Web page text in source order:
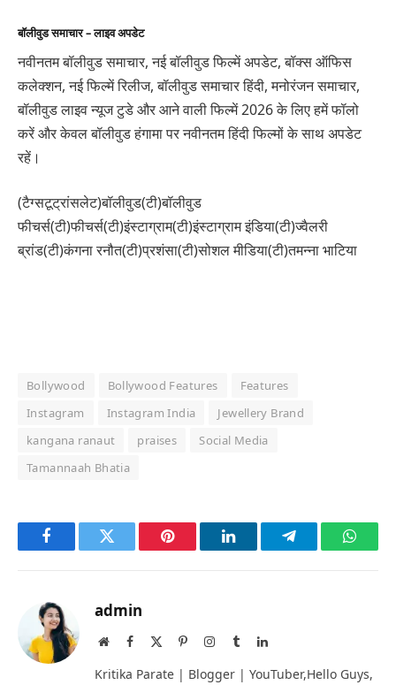
बॉलीवुड समाचार – लाइव अपडेट
नवीनतम बॉलीवुड समाचार, नई बॉलीवुड फिल्में अपडेट, बॉक्स ऑफिस
कलेक्शन, नई फिल्में रिलीज, बॉलीवुड समाचार हिंदी, मनोरंजन समाचार,
बॉलीवुड लाइव न्यूज टुडे और आने वाली फिल्में 2026 के लिए हमें फॉलो
करें और केवल बॉलीवुड हंगामा पर नवीनतम हिंदी फिल्मों के साथ अपडेट
रहें।
(टैग्सटूट्रांसलेट)बॉलीवुड(टी)बॉलीवुड
फीचर्स(टी)फीचर्स(टी)इंस्टाग्राम(टी)इंस्टाग्राम इंडिया(टी)ज्वैलरी
ब्रांड(टी)कंगना रनौत(टी)प्रशंसा(टी)सोशल मीडिया(टी)तमन्ना भाटिया
Bollywood Bollywood Features
Features
Instagram
Instagram India
Jewellery Brand
kangana ranaut
praises
Social Media
Tamannaah Bhatia
FacebookTwitter Pinterest LinkedInTelegram
admin
WebsiteFacebook PinterestInstagram
TumblrLinkedIn
Kritika Parate | Blogger | YouTuber,Hello Guys,